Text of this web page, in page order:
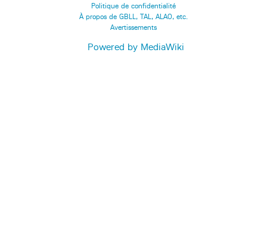
Politique de confidentialité
À propos de GBLL, TAL, ALAO, etc.
Avertissements
Powered by MediaWiki